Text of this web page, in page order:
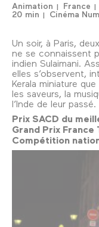
Animation France
20 min
Cinéma
Un soir, à Paris,
ne se connaissent
indien Sulaimani.
elles s’observent,
Kerala miniature
les saveurs, la
l’Inde de leur passé.
Prix SACD du
Grand Prix
Compétition